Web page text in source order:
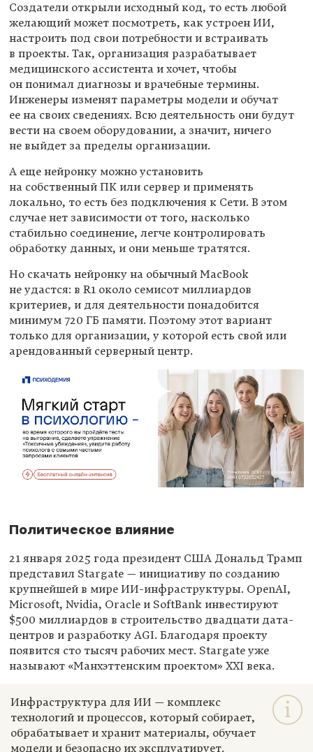
Создатели открыли исходный код, то есть любой
желающий может посмотреть, как устроен ИИ,
настроить под свои потребности и встраивать
в проекты. Так, организация разрабатывает
медицинского ассистента и хочет, чтобы
он понимал диагнозы и врачебные термины.
Инженеры изменят параметры модели и обучат
ее на своих сведениях. Всю деятельность они будут
вести на своем оборудовании, а значит, ничего
не выйдет за пределы организации.
А еще нейронку можно установить
на собственный ПК или сервер и применять
локально, то есть без подключения к Сети. В этом
случае нет зависимости от того, насколько
стабильно соединение, легче контролировать
обработку данных, и они меньше тратятся.
Но скачать нейронку на обычный MacBook
не удастся: в R1 около семисот миллиардов
критериев, и для деятельности понадобится
минимум 720 ГБ памяти. Поэтому этот вариант
только для организации, у которой есть свой или
арендованный серверный центр.
Политическое влияние
21 января 2025 года президент США Дональд Трамп
представил Stargate — инициативу по созданию
крупнейшей в мире ИИ-инфраструктуры. OpenAI,
Microsoft, Nvidia, Oracle и SoftBank инвестируют
$500 миллиардов в строительство двадцати дата-
центров и разработку AGI. Благодаря проекту
появится сто тысяч рабочих мест. Stargate уже
называют «Манхэттенским проектом» XXI века.
Инфраструктура для ИИ — комплекс
технологий и процессов, который собирает,
обрабатывает и хранит материалы, обучает
модели и безопасно их эксплуатирует.